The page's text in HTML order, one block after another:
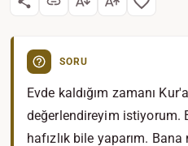
SORU
Evde kaldığım zamanı
değerlendireyim istiyorum.
hafızlık bile yaparım.